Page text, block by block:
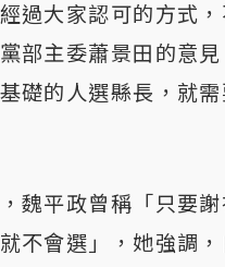
過大家認可的方式
部主委蕭景田的意
礎的人選縣長，就
魏平政曾稱「只要
不會選」，她強調